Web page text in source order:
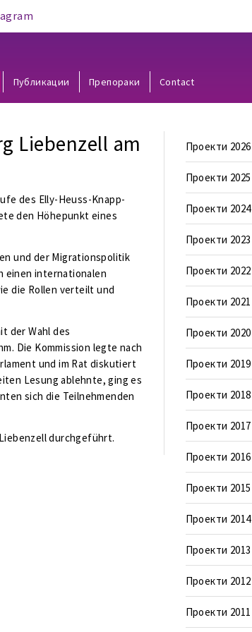
Публикации Препораки Contact
Liebenzell am
des Elly-Heuss-Knapp-
den Höhepunkt eines
und der Migrationspolitik
einen internationalen
die Rollen verteilt und
der Wahl des
Die Kommission legte nach
und im Rat diskutiert
Lesung ablehnte, ging es
sich die Teilnehmenden
durchgeführt.
Проекти 2026
Проекти 2025
Проекти 2024
Проекти 2023
Проекти 2022
Проекти 2021
Проекти 2020
Проекти 2019
Проекти 2018
Проекти 2017
Проекти 2016
Проекти 2015
Проекти 2014
Проекти 2013
Проекти 2012
Проекти 2011